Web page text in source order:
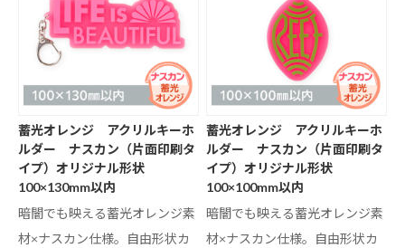
蓄光オレンジ アクリルキーホ
ルダー ナスカン（片面印刷タ
イプ）オリジナル形状
100×130mm以内
暗闇でも映える蓄光オレンジ素
材×ナスカン仕様。自由形状カ
蓄光オレンジ アクリルキーホ
ルダー ナスカン（片面印刷タ
イプ）オリジナル形状
100×100mm以内
暗闇でも映える蓄光オレンジ素
材×ナスカン仕様。自由形状カ